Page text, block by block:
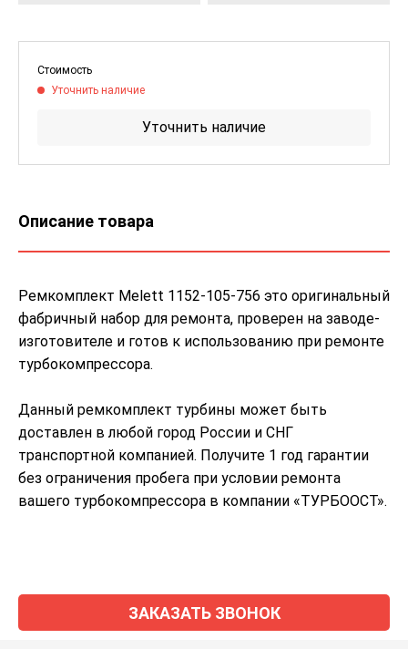
Стоимость
Уточнить наличие
Уточнить наличие
Описание товара
Ремкомплект Melett 1152-105-756 это оригинальный
фабричный набор для ремонта, проверен на заводе-
изготовителе и готов к использованию при ремонте
турбокомпрессора.
Данный ремкомплект турбины может быть
доставлен в любой город России и СНГ
транспортной компанией. Получите 1 год гарантии
без ограничения пробега при условии ремонта
вашего турбокомпрессора в компании «ТУРБООСТ».
ЗАКАЗАТЬ ЗВОНОК